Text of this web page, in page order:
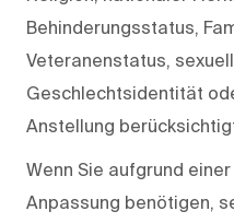
Behinderungsstatus,
Veteranenstatus,
Geschlechtsidentität
Anstellung
Wenn Sie aufgrund
Anpassung benötigen,